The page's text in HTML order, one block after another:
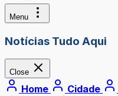
Menu
Notícias Tudo Aqui
Close
Home Cidade